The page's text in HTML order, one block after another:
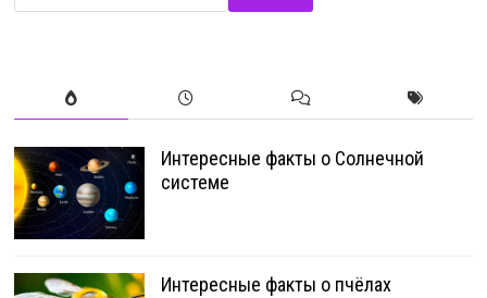
Интересные факты о Солнечной
системе
Интересные факты о пчёлах